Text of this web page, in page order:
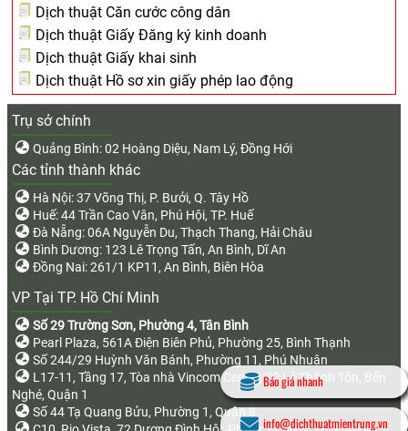
Dịch thuật Căn cước công dân
Dịch thuật Giấy Đăng ký kinh doanh
Dịch thuật Giấy khai sinh
Dịch thuật Hồ sơ xin giấy phép lao động
Trụ sở chính
Quảng Bình: 02 Hoàng Diệu, Nam Lý, Đồng Hới
Các tỉnh thành khác
Hà Nội: 37 Võng Thị, P. Bưởi, Q. Tây Hồ
Huế: 44 Trần Cao Vân, Phú Hội, TP. Huế
Đà Nẵng: 06A Nguyễn Du, Thạch Thang, Hải Châu
Bình Dương: 123 Lê Trọng Tấn, An Bình, Dĩ An
Đồng Nai: 261/1 KP11, An Bình, Biên Hòa
VP Tại TP. Hồ Chí Minh
Số 29 Trường Sơn, Phường 4, Tân Bình
Pearl Plaza, 561A Điện Biên Phủ, Phường 25, Bình Thạnh
Số 244/29 Huỳnh Văn Bánh, Phường 11, Phú Nhuận
L17-11, Tầng 17, Tòa nhà Vincom Center, 72 Lê Thánh Tôn, Bến
Nghé, Quận 1
Số 44 Tạ Quang Bửu, Phường 1, Quận 8
Báo giá nhanh
info@dichthuatmientrung.vn